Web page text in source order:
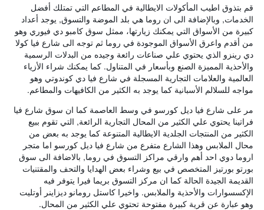
قم بتذوق اطيب المأكولات الايطالية في المطاعم التي تمتلك أفضل
الخدمات, وبالإضافة الى ان روما هي بلد الموضة والتسوق, يوجد أعداد
كبيرة من الأسواق التي يمكنك زيارتها، ممثل سوق كامبو دي فيوري وهو
من أقدم واعرق الأسواق الموجودة في روما ثم توجه الى شارع فيا كولا
دي رينزو الذي يحتوي علي صناعات رائعة وجيده من البدلات الرسمية
والأحذية المميزة الصنع وبأسعار في المتناول. كما يمكنك شراء الأزياء
العالمية والعلامات التجارية المسجلة في شارع فيا دي كوندوتي وهو
مواجه للسلالم الأسبانية كما يوجد به الكثير من الكافيهات والمطاعم.
مر على شارع فيا ديل كورسو في وسط العاصمة كما ان سوق شارع فيا
فراتينا يحتوي علي الكثير من المحال التجارية الرائعة, التي تقوم ببيع
الكثير من المنتجات الجلدية الايطالية المتنوعة كما يوجد به بعض من
محال الملابس وهذا الشارع متفرع من شارع فيا ديل كورسو اما متجر
اروما دوي احد أهم وارقي مراكز التسوق في روما, بالاضافة الى سوق
بورتو بورتيز المتخصص في بيع وشراء بعض الهدايا والتحف والمقتنيات
القديمة الجيدة الحالة كما ان مركز التسوق بريما فيرا يتوفر فيه
الإكسسوارات والأحذية والملابس. واخيرا كاستل رومانو ديزاينر أوتليت
وهو عبارة عن قرية كبيرة مفتوحة تحتوي علي الكثير من المحال.